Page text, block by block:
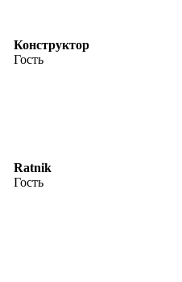
Конструктор
Гость
Ratnik
Гость